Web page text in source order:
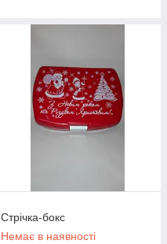
Стрічка-бокс
Немає в наявності